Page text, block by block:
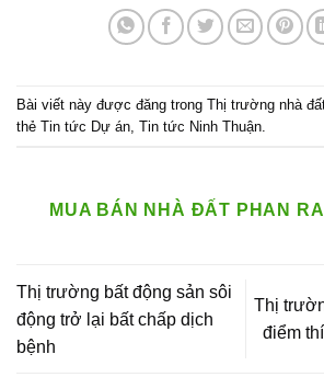
Bài viết này được đăng trong Thị trường nhà
thẻ Tin tức Dự án Tin tức Ninh Thuận
MUA BÁN NHÀ ĐẤT PHAN
Thị trường bất động sản sôi
động trở lại bất chấp dịch
bệnh
Thị
điểm